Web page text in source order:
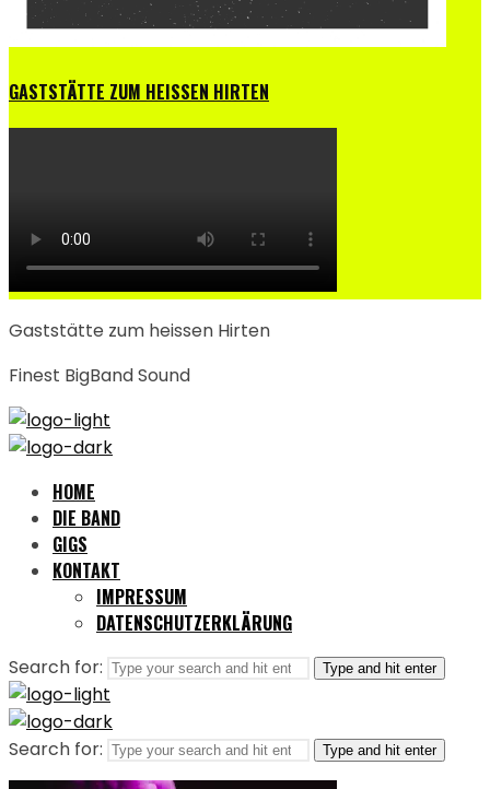
GASTSTÄTTE ZUM HEISSEN HIRTEN
Gaststätte zum heissen Hirten
Finest BigBand Sound
HOME
DIE BAND
GIGS
KONTAKT
IMPRESSUM
DATENSCHUTZERKLÄRUNG
Search for: Type and hit enter
Search for: Type and hit enter